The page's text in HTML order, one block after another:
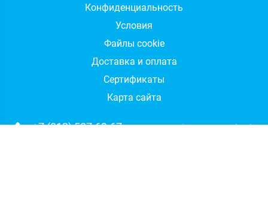
Конфиденциальность
Условия
Файлы cookie
Доставка и оплата
Сертификаты
Карта сайта
+7 (812) 507-69-67 отдел продаж (Санкт-Петербург)